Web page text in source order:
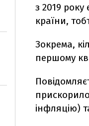
з 2019 року
країни,
Зокрема,
першому
інфляцію)